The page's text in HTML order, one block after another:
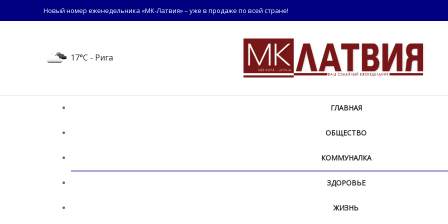
Новый номер еженедельника «МК-Латвия» – уже в продаже по всей стране!
17°C - Рига
ГЛАВНАЯ
ОБЩЕСТВО
КОММУНАЛКА
ЗДОРОВЬЕ
ЖИЗНЬ